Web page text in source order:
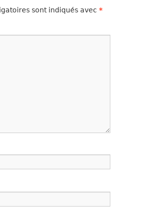
sont indiqués avec *